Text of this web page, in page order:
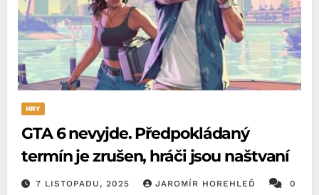
HRY
GTA 6 nevyjde. Předpokládaný
termín je zrušen, hráči jsou naštvaní
7 LISTOPADU, 2025 JAROMÍR HOREHLEĎ 0